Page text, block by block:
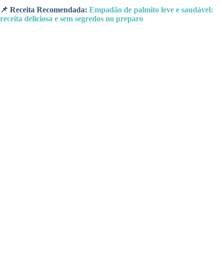
📌 Receita Recomendada: Empadão de palmito leve e saudável:
receita deliciosa e sem segredos no preparo